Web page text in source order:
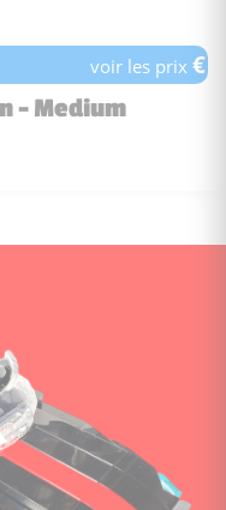
voir les prix€
- Medium